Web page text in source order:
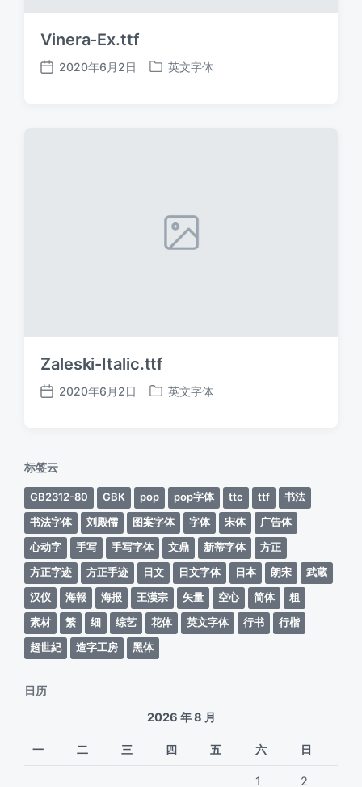
Vinera-Ex.ttf
发
2020年6月2日
发
英文字体
Zaleski-Italic.ttf
发
2020年6月2日
发
英文字体
标签云
GB2312-80 GBK pop pop字体 ttc ttf
书法
书法字体
刘殿儒 图案字体 字体 宋体
广告体
心动字
手写 手写字体 文鼎 新蒂字体
方正
方正字迹
方正手迹 日文 日文字体 日本 朗宋
武蔵
汉仪
海報 海报 王漢宗 矢量 空心 简体
粗
素材
繁 细 综艺 花体 英文字体 行书
行楷
超世紀
造字工房 黑体
日历
2026 年 8 月
一 二 三 四 五 六 日
1 2